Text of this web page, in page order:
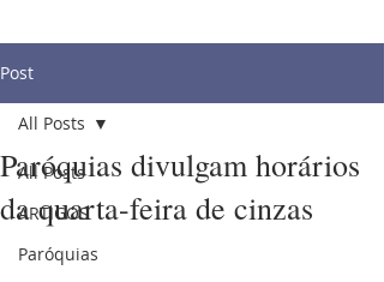
Post
All Posts
ARTIGOS
Paróquias
All Posts
Paróquias divulgam horários
da quarta-feira de cinzas